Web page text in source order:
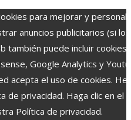
para mejorar y
anuncios publicitarios (si los
también puede incluir cookies
Google Analytics y
acepta el uso de cookies.
de privacidad. Haga clic en el
Política de privacidad.